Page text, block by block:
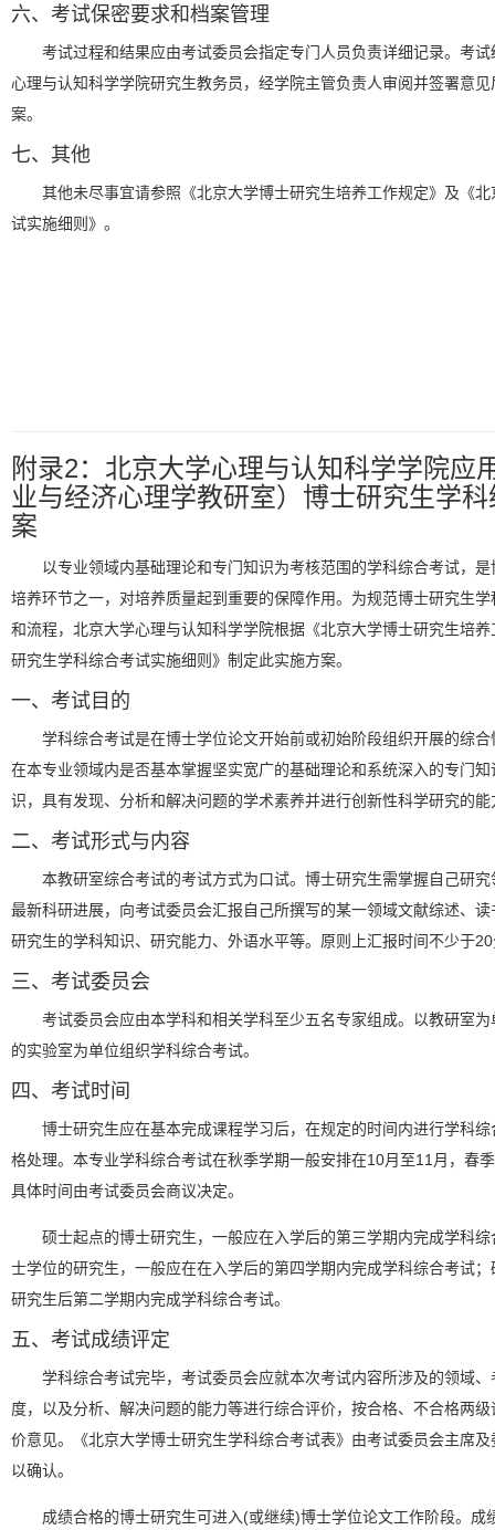
六、考试保密要求和档案管理
考试过程和结果应由考试委员会指定专门人员负责详细记录。考
心理与认知科学学院研究生教务员，经学院主管负责人审阅并签署意
案。
七、其他
其他未尽事宜请参照《北京大学博士研究生培养工作规定》及《
试实施细则》。
附录2：北京大学心理与认知科学学院应
业与经济心理学教研室）博士研究生学
案
以专业领域内基础理论和专门知识为考核范围的学科综合考试，
培养环节之一，对培养质量起到重要的保障作用。为规范博士研究生
和流程，北京大学心理与认知科学学院根据《北京大学博士研究生培
研究生学科综合考试实施细则》制定此实施方案。
一、考试目的
学科综合考试是在博士学位论文开始前或初始阶段组织开展的综
在本专业领域内是否基本掌握坚实宽广的基础理论和系统深入的专门
识，具有发现、分析和解决问题的学术素养并进行创新性科学研究的能
二、考试形式与内容
本教研室综合考试的考试方式为口试。博士研究生需掌握自己研
最新科研进展，向考试委员会汇报自己所撰写的某一领域文献综述、
研究生的学科知识、研究能力、外语水平等。原则上汇报时间不少于
三、考试委员会
考试委员会应由本学科和相关学科至少五名专家组成。以教研室
的实验室为单位组织学科综合考试。
四、考试时间
博士研究生应在基本完成课程学习后，在规定的时间内进行学科
格处理。本专业学科综合考试在秋季学期一般安排在10月至11月，春
具体时间由考试委员会商议决定。
硕士起点的博士研究生，一般应在入学后的第三学期内完成学科
士学位的研究生，一般应在在入学后的第四学期内完成学科综合考试
研究生后第二学期内完成学科综合考试。
五、考试成绩评定
学科综合考试完毕，考试委员会应就本次考试内容所涉及的领域
度，以及分析、解决问题的能力等进行综合评价，按合格、不合格两
价意见。《北京大学博士研究生学科综合考试表》由考试委员会主席
以确认。
成绩合格的博士研究生可进入(或继续)博士学位论文工作阶段。成